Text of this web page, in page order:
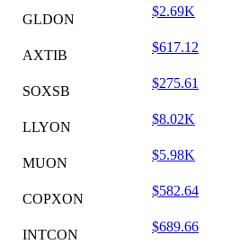
GLDON
$2.69K
AXTIB
$617.12
SOXSB
$275.61
LLYON
$8.02K
MUON
$5.98K
COPXON
$582.64
INTCON
$689.66